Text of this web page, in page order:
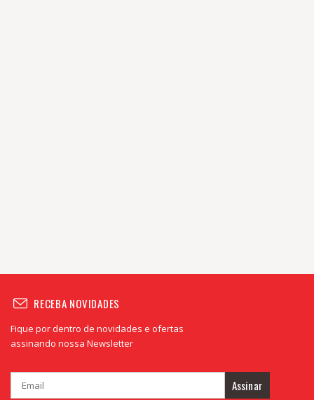
RECEBA NOVIDADES
Fique por dentro de novidades e ofertas
assinando nossa Newsletter
Assinar